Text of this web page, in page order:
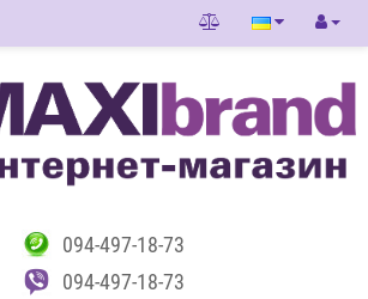
094-497-18-73
094-497-18-73